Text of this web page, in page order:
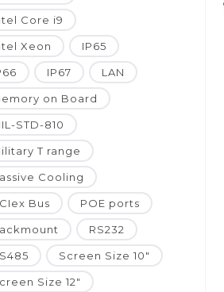
Core i9
Xeon IP65
IP67 LAN
on Board
STD-810
T range
Cooling
Bus POE ports
RS232
Screen Size 10"
Size 12"